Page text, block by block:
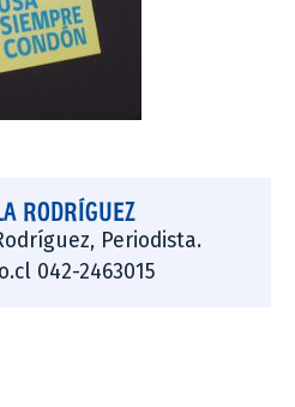
RODRÍGUEZ
Periodista.
042-2463015